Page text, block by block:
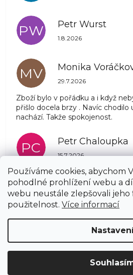
Používáme cookies, abychom
pohodlné prohlížení webu a
webu neustále zlepšovali jeho
použitelnost. Více informací
PW Petr Wurst
Hodnocení obchodu
1.8.2026
MV Monika
Hodnocení obchodu
29.7.2026
Zboží bylo v pořádku a i když
přišlo docela brzy . Navíc chodilo
nachází. Takže spokojenost.
PC Petr Chaloupka
Hodnocení obchodu
15.7.2026
Vytvořil Shoptet
Upravit nastavení